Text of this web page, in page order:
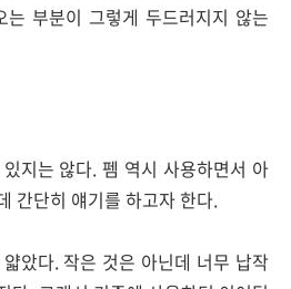
부분이 그렇게 두드러지지 않는
지는 않다. 펨 역시 사용하면서 아
간단히 얘기를 하고자 한다.
았다. 작은 것은 아닌데 너무 납작